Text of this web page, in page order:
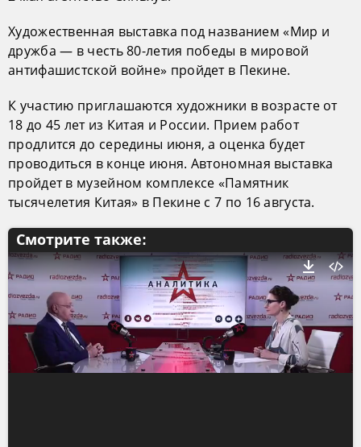
Художественная выставка под названием «Мир и
дружба — в честь 80-летия победы в мировой
антифашистской войне» пройдет в Пекине.
К участию приглашаются художники в возрасте от
18 до 45 лет из Китая и России. Прием работ
продлится до середины июня, а оценка будет
проводиться в конце июня. Автономная выставка
пройдет в музейном комплексе «Памятник
тысячелетия Китая» в Пекине с 7 по 16 августа.
Смотрите также: